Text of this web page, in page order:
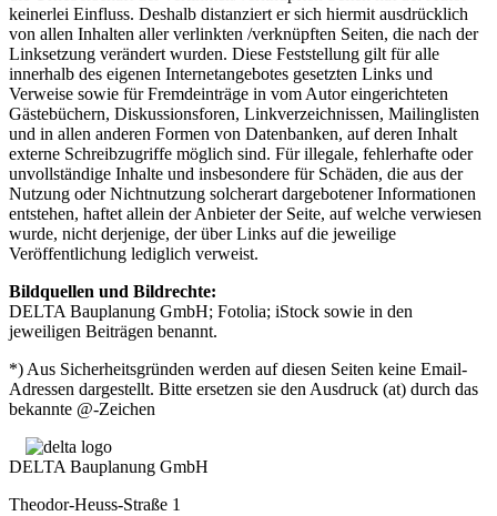
keinerlei Einfluss. Deshalb distanziert er sich hiermit ausdrücklich
von allen Inhalten aller verlinkten /verknüpften Seiten, die nach der
Linksetzung verändert wurden. Diese Feststellung gilt für alle
innerhalb des eigenen Internetangebotes gesetzten Links und
Verweise sowie für Fremdeinträge in vom Autor eingerichteten
Gästebüchern, Diskussionsforen, Linkverzeichnissen, Mailinglisten
und in allen anderen Formen von Datenbanken, auf deren Inhalt
externe Schreibzugriffe möglich sind. Für illegale, fehlerhafte oder
unvollständige Inhalte und insbesondere für Schäden, die aus der
Nutzung oder Nichtnutzung solcherart dargebotener Informationen
entstehen, haftet allein der Anbieter der Seite, auf welche verwiesen
wurde, nicht derjenige, der über Links auf die jeweilige
Veröffentlichung lediglich verweist.
Bildquellen und Bildrechte:
DELTA Bauplanung GmbH; Fotolia; iStock sowie in den
jeweiligen Beiträgen benannt.
*) Aus Sicherheitsgründen werden auf diesen Seiten keine Email-
Adressen dargestellt. Bitte ersetzen sie den Ausdruck (at) durch das
bekannte @-Zeichen
DELTA Bauplanung GmbH
Theodor-Heuss-Straße 1